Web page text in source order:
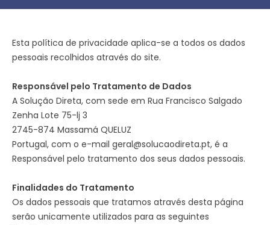
Esta política de privacidade aplica-se a todos os dados
pessoais recolhidos através do site.
Responsável pelo Tratamento de Dados
A Solução Direta, com sede em Rua Francisco Salgado
Zenha Lote 75-lj 3
2745-874 Massamá QUELUZ
Portugal, com o e-mail geral@solucaodireta.pt, é a
Responsável pelo tratamento dos seus dados pessoais.
Finalidades do Tratamento
Os dados pessoais que tratamos através desta página
serão unicamente utilizados para as seguintes